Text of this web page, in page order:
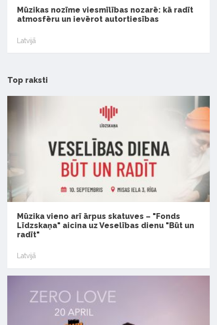
Mūzikas nozīme viesmīlības nozarē: kā radīt
atmosfēru un ievērot autortiesības
Latvijā
Top raksti
Mūzika vieno arī ārpus skatuves – "Fonds
Līdzskaņa" aicina uz Veselības dienu "Būt un
radīt"
Latvijā